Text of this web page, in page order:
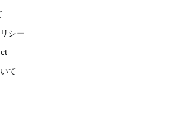
シー
て